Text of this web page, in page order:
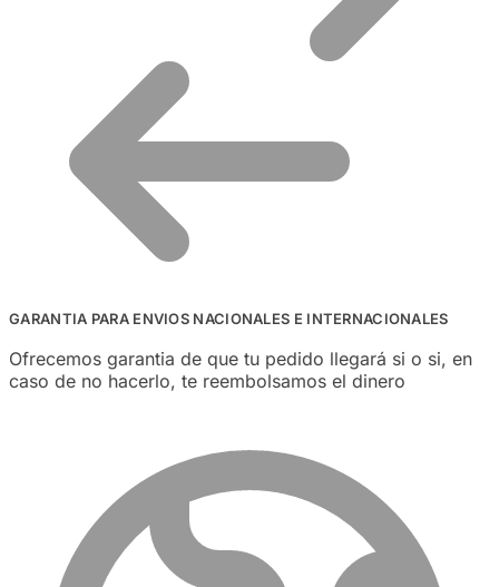
GARANTIA PARA ENVIOS NACIONALES E INTERNACIONALES
Ofrecemos garantia de que tu pedido llegará si o si, en
caso de no hacerlo, te reembolsamos el dinero